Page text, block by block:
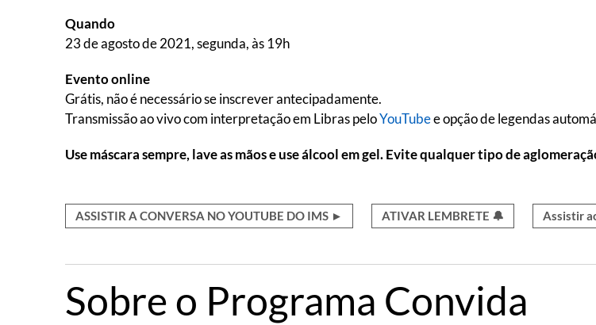
Quando
23 de agosto de 2021, segunda, às 19h
Evento online
Grátis, não é necessário se inscrever antecipadamente.
Transmissão ao vivo com interpretação em Libras peloYouTubee opção de legendas
Use máscara sempre, lave as mãos e use álcool em gel. Evite qualquer tipo de
ASSISTIR A CONVERSA NO YOUTUBE DO IMS ► ATIVAR LEMBRETE 🔔 Assistir
Sobre o Programa Convida